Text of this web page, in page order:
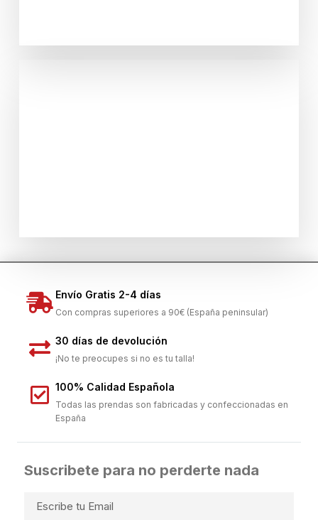
Envío Gratis 2-4 días
Con compras superiores a 90€ (España peninsular)
30 días de devolución
¡No te preocupes si no es tu talla!
100% Calidad Española
Todas las prendas son fabricadas y confeccionadas en
España
Suscribete para no perderte nada